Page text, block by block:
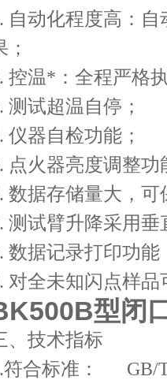
自动化程度高：
；
控温*：全程严格
测试超温自停；
仪器自检功能；
点火器亮度调整功
数据存储量大，
测试臂升降采用垂
数据记录打印功能
对全未知闪点样
型闭
、技术指标
符合标准： GB/